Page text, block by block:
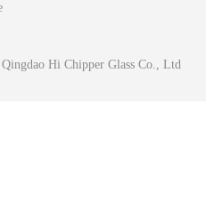
Hi Chipper Glass Co., Ltd